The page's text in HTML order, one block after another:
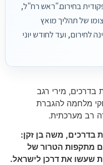
בחירום."ראש רח"ל,
של תהליך מואץ
לחירום, ועד לחודש יוני
בדרכים, מירי רגב
מלחמה להגברת
רב מערכתית.
בדרכים, משה בן זקן:
מתקפות הטרור של
שעשו את דרכן לישראל.